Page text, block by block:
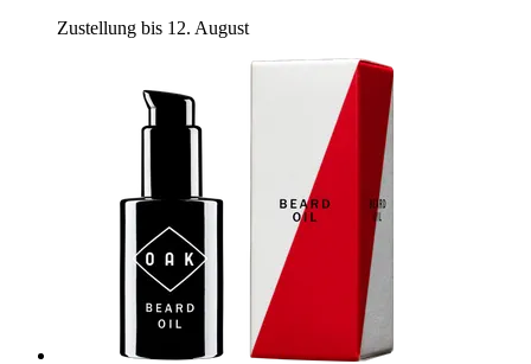
Zustellung bis 12. August